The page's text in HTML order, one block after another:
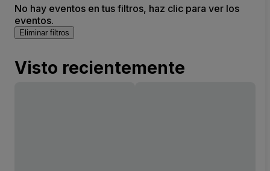
No hay eventos en tus filtros, haz clic para ver los
eventos.
Eliminar filtros
Visto recientemente